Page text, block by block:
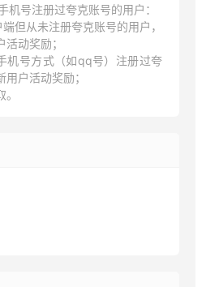
机号注册过夸克账号的用户：
但从未注册夸克账号的用户，
动奖励；
机号方式（如qq号）注册过夸
户活动奖励；